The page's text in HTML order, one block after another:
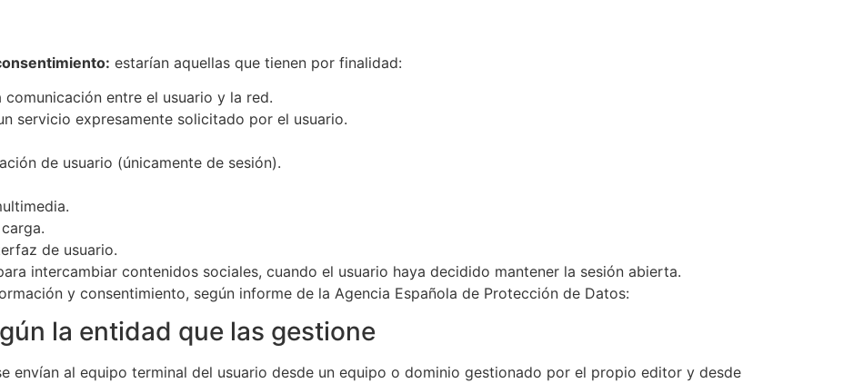
estarían aquellas que tienen por finalidad:
entre el usuario y la red.
servicio expresamente solicitado por el usuario.
de usuario (únicamente de sesión).
de usuario.
intercambiar contenidos sociales, cuando el usuario haya decidido mantener la sesión abierta.
y consentimiento, según informe de la Agencia Española de Protección de Datos:
la entidad que las gestione
envían al equipo terminal del usuario desde un equipo o dominio gestionado por el propio editor y desde